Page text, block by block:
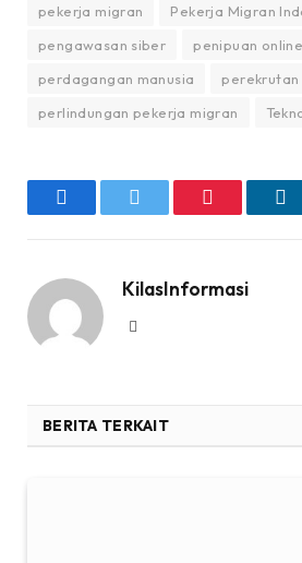
pekerja migran
Pekerja Migran
pengawasan siber
penipuan online
perdagangan manusia
perekrutan
perlindungan pekerja migran
FacebookTwitter Pinterest
KilasInformasi
BERITA TERKAIT